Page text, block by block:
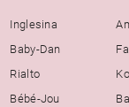
Inglesina
Baby-Dan
Rialto
Bébé-Jou